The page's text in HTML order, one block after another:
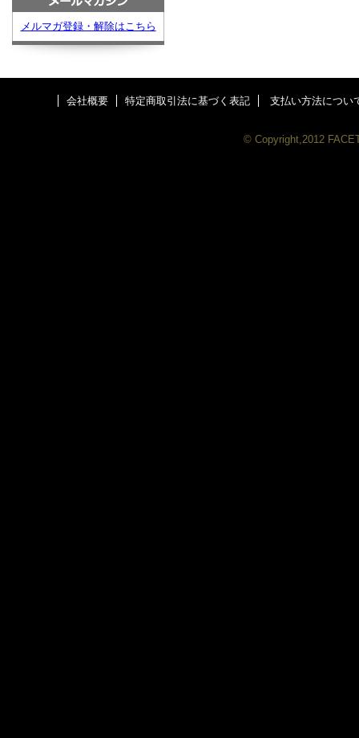
メルマガ登録・解除はこちら
会社概要 特定商取引法に基づく表記 支払い方法につい
© Copyright,2012